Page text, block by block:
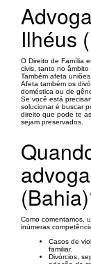
Ilhéus
O Direito de Família
civis, tanto no âmbito
Também afeta
Afeta também os
doméstica ou de
Se você está
solucionar é buscar
direito que pode te
sejam preservados.
Como comentamos,
inúmeras
Casos de
familiar.
Divórcios,